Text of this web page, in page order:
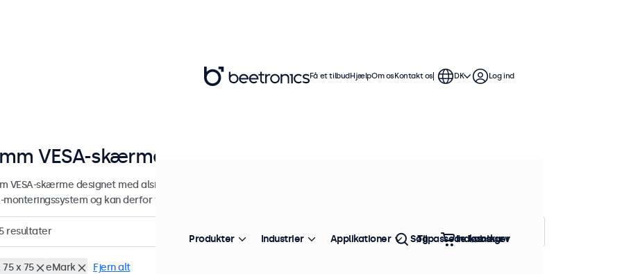
VESA-skærme
VESA-skærme designet med alsidige monteringsmuligheder. Skærmene er kompatible med standard
monteringssystem og kan derfor tilsluttes universalstandere, skærmarme, loft- og vægbeslag.
resultater Sorter efter:
75 x 75 eMark Fjern alt
Få et tilbudHjælpOm osKontakt os DK Log ind
Produkter Industrier Applikationer Tilpassede løsninger
Søg Indkøbskurv